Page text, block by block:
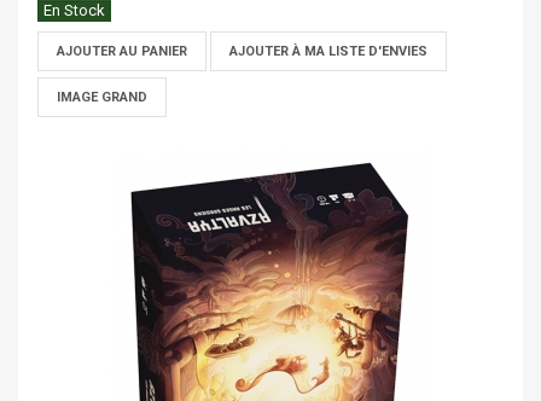
En Stock
AJOUTER AU PANIER AJOUTER À MA LISTE D'ENVIES
IMAGE GRAND